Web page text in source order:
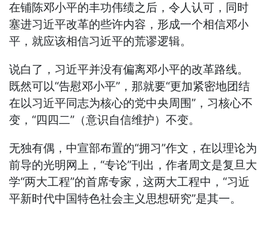
在铺陈邓小平的丰功伟绩之后，令人认可，同时
塞进习近平改革的些许内容，形成一个相信邓小
平，就应该相信习近平的荒谬逻辑。
说白了，习近平并没有偏离邓小平的改革路线。
既然可以“告慰邓小平”，那就要“更加紧密地团结
在以习近平同志为核心的党中央周围”，习核心不
变，“四四二”（意识自信维护）不变。
无独有偶，中宣部布置的“拥习”作文，在以理论为
前导的光明网上，“专论”刊出，作者周文是复旦大
学“两大工程”的首席专家，这两大工程中，“习近
平新时代中国特色社会主义思想研究”是其一。